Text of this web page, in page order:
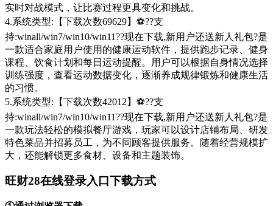
实时对战模式，让比赛过程更具变化和挑战。
4.系统类型:【下载次数69629】⚽??支
持:winall/win7/win10/win11??现在下载,新用户还送新人礼包?是
一款适合家庭用户使用的健康运动软件，提供跑步记录、健身
课程、饮食计划和每日运动提醒。用户可以根据自身情况选择
训练强度，查看运动数据变化，逐渐养成规律锻炼和健康生活
的习惯。
5.系统类型:【下载次数42012】⚽??支
持:winall/win7/win10/win11??现在下载,新用户还送新人礼包?是
一款玩法轻松的模拟餐厅游戏，玩家可以设计店铺布局、研发
特色菜品并招募员工，为不同顾客提供服务。随着经营规模扩
大，还能解锁更多食材、设备和主题装饰。
旺财28在线登录入口下载方式